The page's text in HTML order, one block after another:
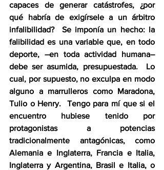
capaces de generar catástrofes, ¿por
qué habría de exigírsele a un árbitro
infalibilidad?  Se imponía un hecho: la
falibilidad es una variable que, en todo
deporte, –en toda actividad humana–
debe ser asumida, presupuestada.  Lo
cual, por supuesto, no exculpa en modo
alguno a marrulleros como Maradona,
Tulio o Henry.  Tengo para mí que si el
encuentro hubiese tenido por
protagonistas a potencias
tradicionalmente antagónicas, como
Alemania e Inglaterra, Francia e Italia,
Inglaterra y Argentina, Brasil e Italia, o